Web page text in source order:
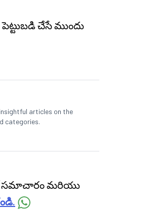
చేసే ముందు
articles on the
categories.
సమాచారం మరియు